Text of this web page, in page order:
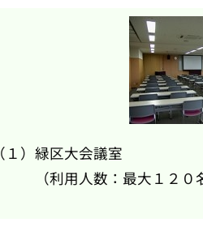
（１）緑区大会議室
（利用人数：最大１２０名